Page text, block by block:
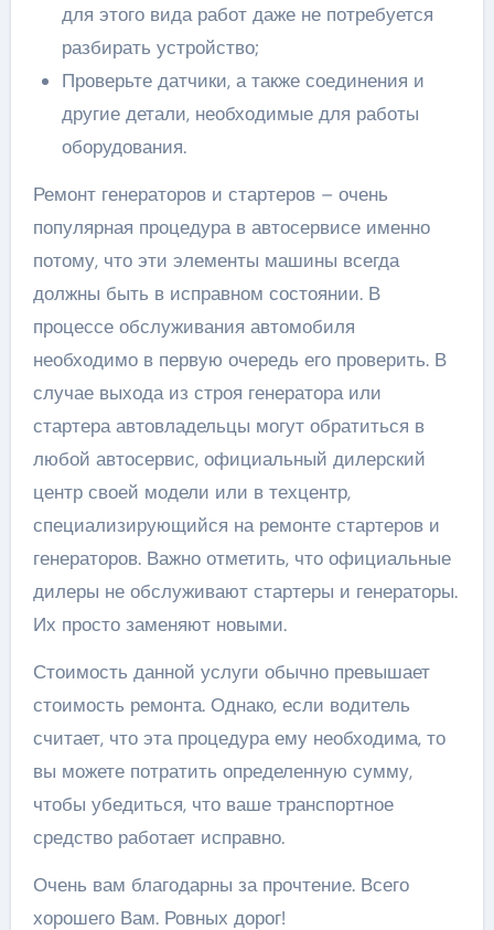
для этого вида работ даже не потребуется
разбирать устройство;
Проверьте датчики, а также соединения и
другие детали, необходимые для работы
оборудования.
Ремонт генераторов и стартеров – очень
популярная процедура в автосервисе именно
потому, что эти элементы машины всегда
должны быть в исправном состоянии. В
процессе обслуживания автомобиля
необходимо в первую очередь его проверить. В
случае выхода из строя генератора или
стартера автовладельцы могут обратиться в
любой автосервис, официальный дилерский
центр своей модели или в техцентр,
специализирующийся на ремонте стартеров и
генераторов. Важно отметить, что официальные
дилеры не обслуживают стартеры и генераторы.
Их просто заменяют новыми.
Стоимость данной услуги обычно превышает
стоимость ремонта. Однако, если водитель
считает, что эта процедура ему необходима, то
вы можете потратить определенную сумму,
чтобы убедиться, что ваше транспортное
средство работает исправно.
Очень вам благодарны за прочтение. Всего
хорошего Вам. Ровных дорог!